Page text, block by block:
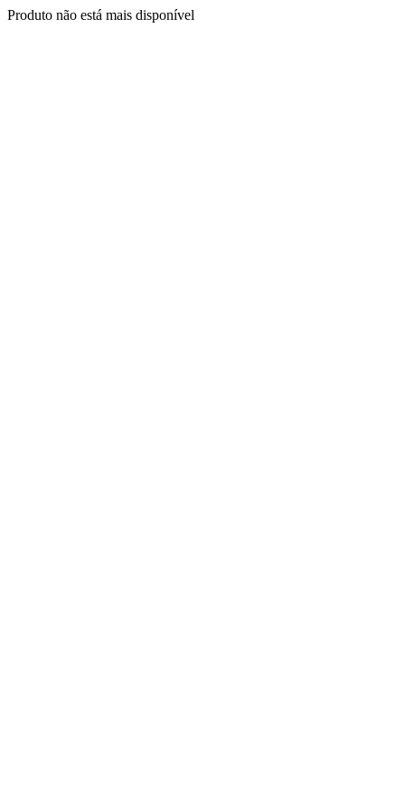
Produto não está mais disponível